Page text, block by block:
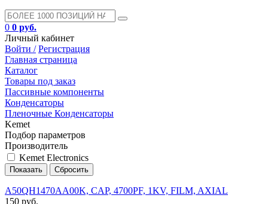
0 0 руб.
Личный кабинет
Войти / Регистрация
Главная страница
Каталог
Товары под заказ
Пассивные компоненты
Конденсаторы
Пленочные Конденсаторы
Kemet
Подбор параметров
Производитель
Kemet Electronics
A50QH1470AA00K, CAP, 4700PF, 1KV, FILM, AXIAL
150 руб.